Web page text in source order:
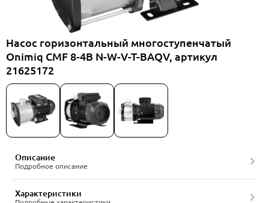
Насос горизонтальный многоступенчатый
Onimiq CMF 8-4B N-W-V-T-BAQV, артикул
21625172
Описание
Подробное описание
Характеристики